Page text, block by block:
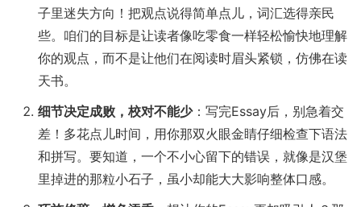
子里迷失方向！把观点说得简单点儿，词汇选得亲民
些。咱们的目标是让读者像吃零食一样轻松愉快地理解
你的观点，而不是让他们在阅读时眉头紧锁，仿佛在读
天书。
细节决定成败，校对不能少：写完Essay后，别急着交
差！多花点儿时间，用你那双火眼金睛仔细检查下语法
和拼写。要知道，一个不小心留下的错误，就像是汉堡
里掉进的那粒小石子，虽小却能大大影响整体口感。